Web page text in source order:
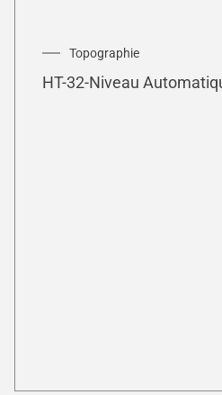
Topographie
HT-32-Niveau